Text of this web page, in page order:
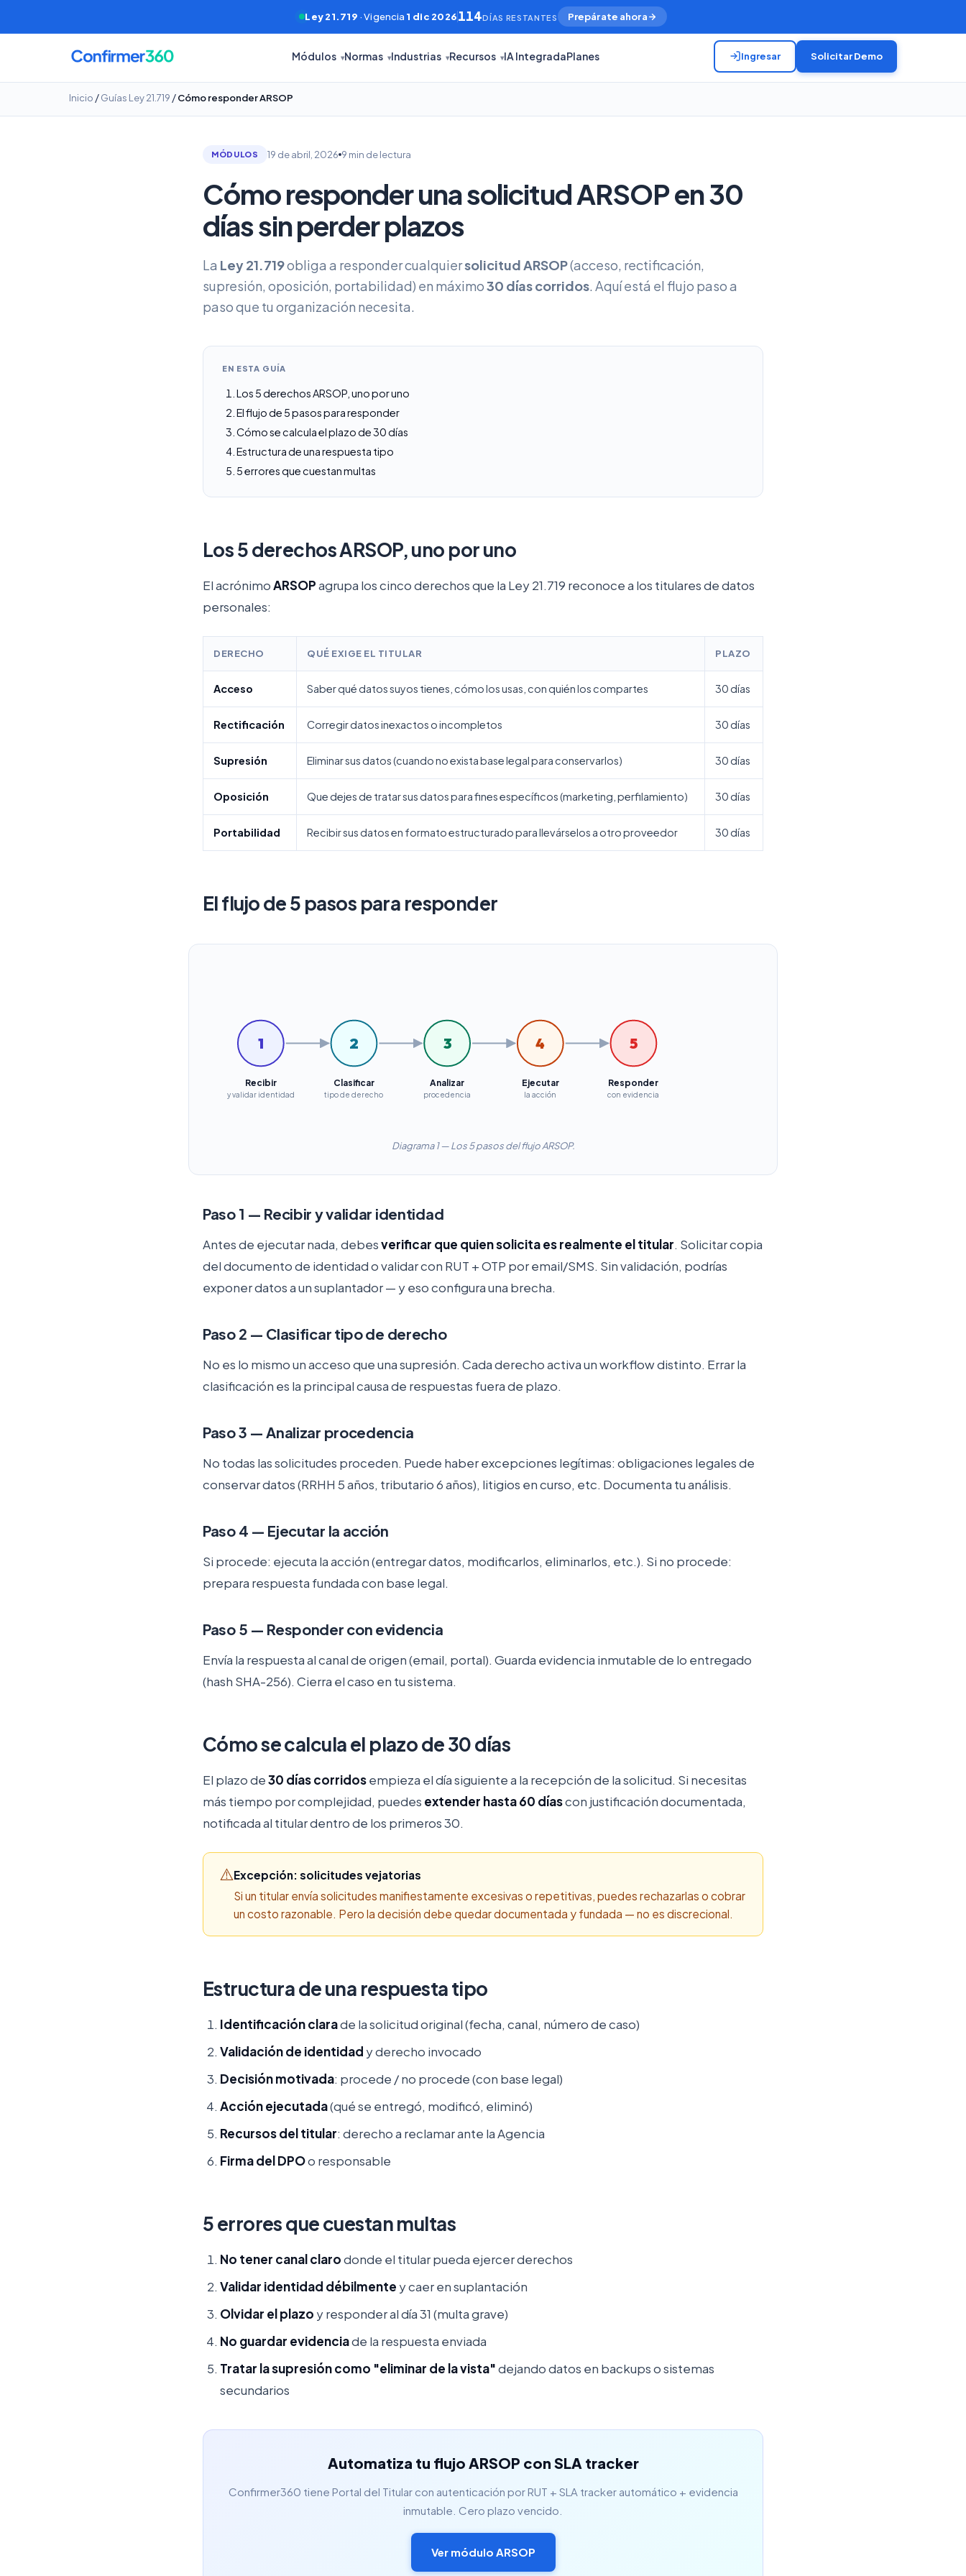
Ley 21.719 · Vigencia 1 dic 2026114DÍAS RESTANTES Prepárate ahora
Módulos ▾Normas ▾Industrias ▾Recursos ▾IA IntegradaPlanes Ingresar Solicitar Demo
Inicio /Guías Ley 21.719 /Cómo responder ARSOP
MÓDULOS 19 de abril, 2026 9 min de lectura
Cómo responder una solicitud ARSOP en 30
días sin perder plazos
La Ley 21.719obliga a responder cualquiersolicitud ARSOP(acceso, rectificación,
supresión, oposición, portabilidad) en máximo30 días corridos. Aquí está el flujo paso a
paso que tu organización necesita.
EN ESTA GUÍA
Los 5 derechos ARSOP, uno por uno
El flujo de 5 pasos para responder
Cómo se calcula el plazo de 30 días
Estructura de una respuesta tipo
5 errores que cuestan multas
Los 5 derechos ARSOP, uno por uno
El acrónimoARSOPagrupa los cinco derechos que la Ley 21.719 reconoce a los titulares de datos
personales:
DERECHO QUÉ EXIGE EL TITULAR PLAZO
Acceso Saber qué datos suyos tienes, cómo los usas, con quién los compartes 30 días
Rectificación Corregir datos inexactos o incompletos 30 días
Supresión Eliminar sus datos (cuando no exista base legal para conservarlos) 30 días
Oposición Que dejes de tratar sus datos para fines específicos (marketing, perfilamiento) 30 días
Portabilidad Recibir sus datos en formato estructurado para llevárselos a otro proveedor 30 días
El flujo de 5 pasos para responder
1
Recibir
y validar identidad
2
Clasificar
tipo de derecho
3
Analizar
procedencia
4
Ejecutar
la acción
5
Responder
con evidencia
Diagrama 1 — Los 5 pasos del flujo ARSOP.
Paso 1 — Recibir y validar identidad
Antes de ejecutar nada, debesverificar que quien solicita es realmente el titular. Solicitar copia
del documento de identidad o validar con RUT + OTP por email/SMS. Sin validación, podrías
exponer datos a un suplantador — y eso configura una brecha.
Paso 2 — Clasificar tipo de derecho
No es lo mismo un acceso que una supresión. Cada derecho activa un workflow distinto. Errar la
clasificación es la principal causa de respuestas fuera de plazo.
Paso 3 — Analizar procedencia
No todas las solicitudes proceden. Puede haber excepciones legítimas: obligaciones legales de
conservar datos (RRHH 5 años, tributario 6 años), litigios en curso, etc. Documenta tu análisis.
Paso 4 — Ejecutar la acción
Si procede: ejecuta la acción (entregar datos, modificarlos, eliminarlos, etc.). Si no procede:
prepara respuesta fundada con base legal.
Paso 5 — Responder con evidencia
Envía la respuesta al canal de origen (email, portal). Guarda evidencia inmutable de lo entregado
(hash SHA-256). Cierra el caso en tu sistema.
Cómo se calcula el plazo de 30 días
El plazo de30 días corridosempieza el día siguiente a la recepción de la solicitud. Si necesitas
más tiempo por complejidad, puedes extender hasta 60 díascon justificación documentada,
notificada al titular dentro de los primeros 30.
⚠️Excepción: solicitudes vejatorias
Si un titular envía solicitudes manifiestamente excesivas o repetitivas, puedes rechazarlas o cobrar
un costo razonable. Pero la decisión debe quedar documentada y fundada — no es discrecional.
Estructura de una respuesta tipo
Identificación clarade la solicitud original (fecha, canal, número de caso)
Validación de identidad y derecho invocado
Decisión motivada: procede / no procede (con base legal)
Acción ejecutada(qué se entregó, modificó, eliminó)
Recursos del titular: derecho a reclamar ante la Agencia
Firma del DPOo responsable
5 errores que cuestan multas
No tener canal clarodonde el titular pueda ejercer derechos
Validar identidad débilmente y caer en suplantación
Olvidar el plazo y responder al día 31 (multa grave)
No guardar evidenciade la respuesta enviada
Tratar la supresión como "eliminar de la vista"dejando datos en backups o sistemas
secundarios
Automatiza tu flujo ARSOP con SLA tracker
Confirmer360 tiene Portal del Titular con autenticación por RUT + SLA tracker automático + evidencia
inmutable. Cero plazo vencido.
Ver módulo ARSOP